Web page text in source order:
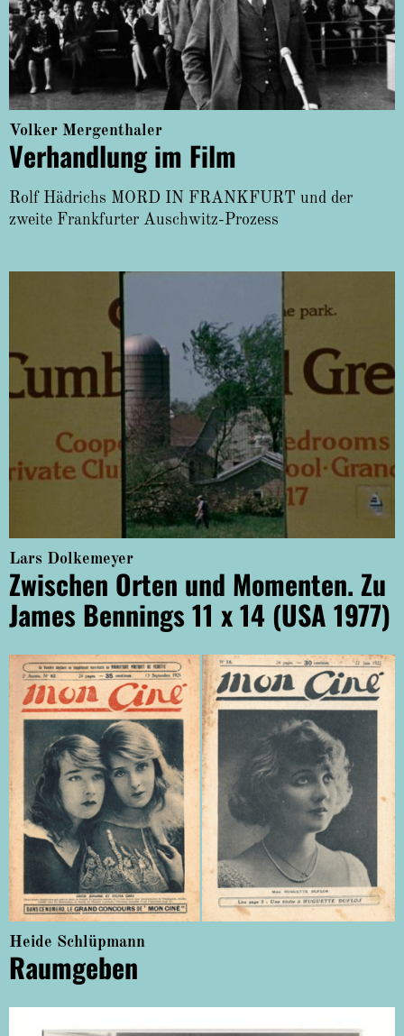
Volker Mergenthaler
Verhandlung im Film
Rolf Hädrichs MORD IN FRANKFURT und der
zweite Frankfurter Auschwitz-Prozess
Lars Dolkemeyer
Zwischen Orten und Momenten. Zu
James Bennings 11 x 14 (USA 1977)
Heide Schlüpmann
Raumgeben